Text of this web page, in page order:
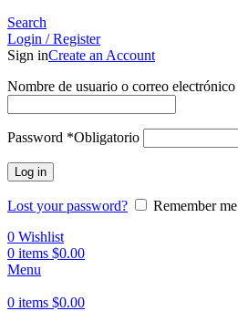
Search
Login / Register
Sign inCreate an Account
Nombre de usuario o correo electrónico
Password *Obligatorio
Log in
Lost your password?
Remember me
0 Wishlist
0 items $0.00
Menu
0 items $0.00